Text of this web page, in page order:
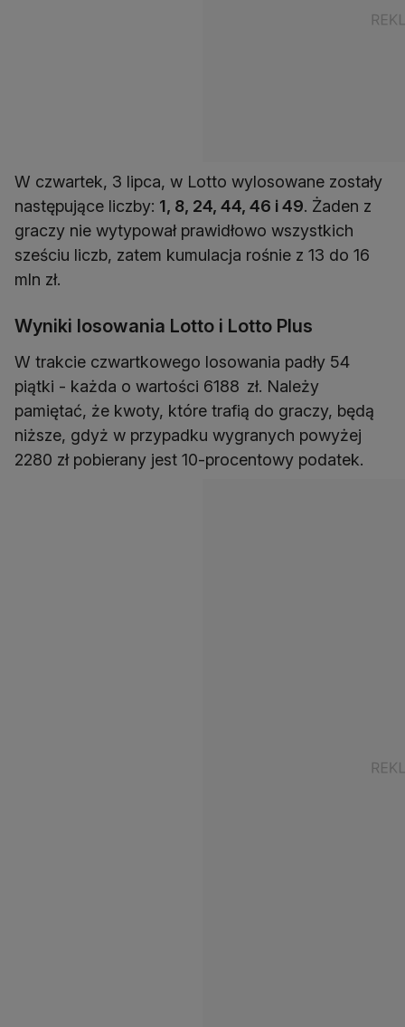
W czwartek, 3 lipca, w Lotto wylosowane zostały
następujące liczby: 1, 8, 24, 44, 46 i 49. Żaden z
graczy nie wytypował prawidłowo wszystkich
sześciu liczb, zatem kumulacja rośnie z 13 do 16
mln zł.
Wyniki losowania Lotto i Lotto Plus
W trakcie czwartkowego losowania padły 54
piątki - każda o wartości 6188 zł. Należy
pamiętać, że kwoty, które trafią do graczy, będą
niższe, gdyż w przypadku wygranych powyżej
2280 zł pobierany jest 10-procentowy podatek.